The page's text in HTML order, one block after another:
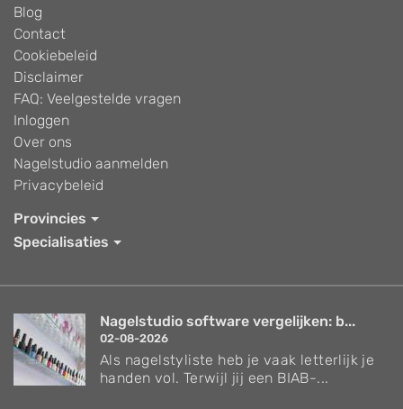
Blog
Contact
Cookiebeleid
Disclaimer
FAQ: Veelgestelde vragen
Inloggen
Over ons
Nagelstudio aanmelden
Privacybeleid
Provincies
Specialisaties
Nagelstudio software vergelijken: b...
02-08-2026
Als nagelstyliste heb je vaak letterlijk je
handen vol. Terwijl jij een BIAB-...